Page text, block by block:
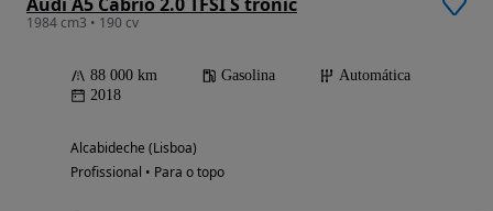
1984 cm3 • 190 cv
88 000 km Gasolina
Automática
2018
Alcabideche (Lisboa)
Profissional • Para o topo